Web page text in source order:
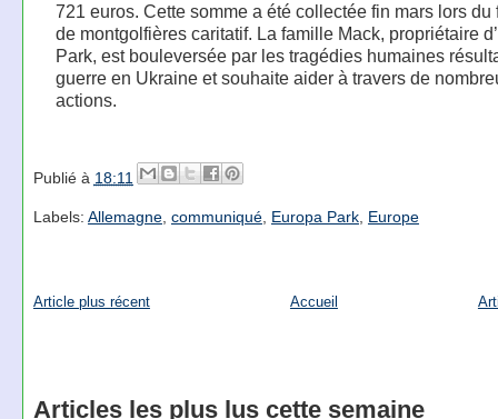
721 euros. Cette somme a été collectée fin mars lors du
de montgolfières caritatif. La famille Mack, propriétaire
Park, est bouleversée par les tragédies humaines
guerre en Ukraine et souhaite aider à travers de
actions.
Publié à 18:11
Labels: Allemagne, communiqué, Europa Park, Europe
Article plus récent Accueil
Articles les plus lus cette semaine